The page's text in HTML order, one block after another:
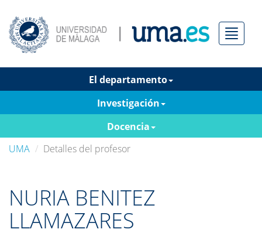
Menú
El departamento
Investigación
Docencia
UMA
Detalles del profesor
NURIA BENITEZ
LLAMAZARES